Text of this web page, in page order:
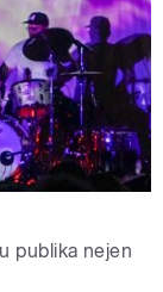
publika nejen